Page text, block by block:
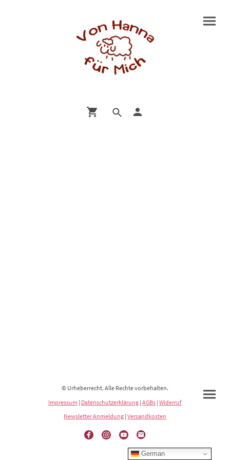
© Urheberrecht. Alle Rechte vorbehalten.
Impressum | Datenschutzerklärung | AGBs | Widerruf
Newsletter Anmeldung | Versandkosten
German